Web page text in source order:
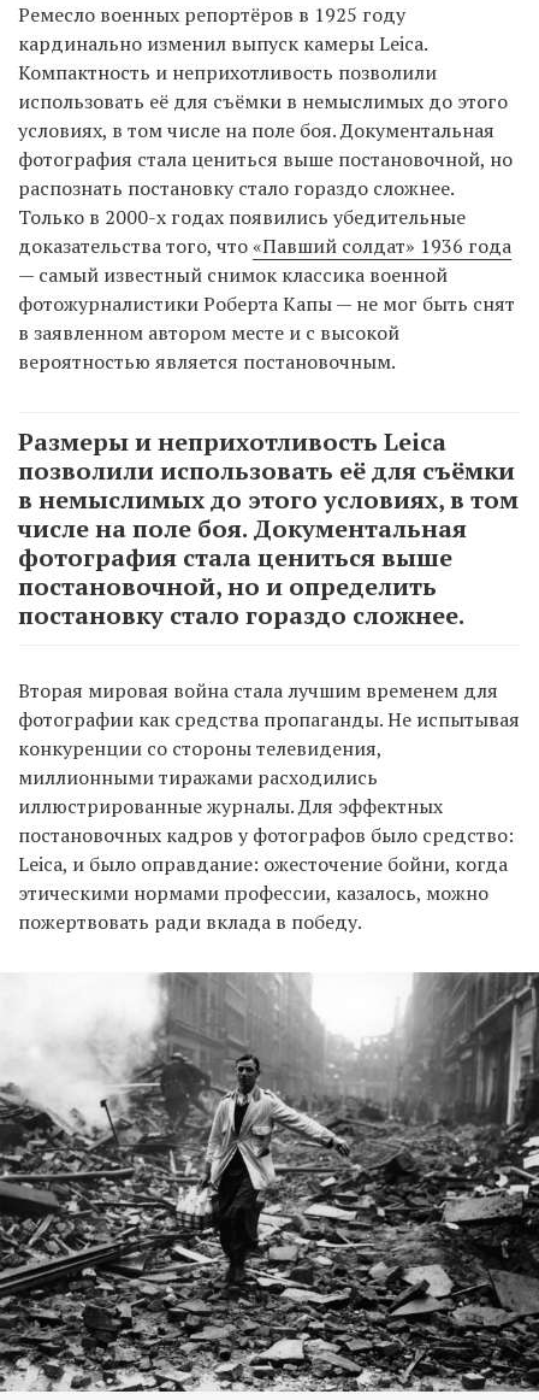
Ремесло военных репортёров в 1925 году
кардинально изменил выпуск камеры Leica.
Компактность и неприхотливость позволили
использовать её для съёмки в немыслимых до этого
условиях, в том числе на поле боя. Документальная
фотография стала цениться выше постановочной, но
распознать постановку стало гораздо сложнее.
Только в 2000-х годах появились убедительные
доказательства того, что«Павший солдат» 1936 года
— самый известный снимок классика военной
фотожурналистики Роберта Капы — не мог быть снят
в заявленном автором месте и с высокой
вероятностью является постановочным.
Размеры и неприхотливость Leica
позволили использовать её для съёмки
в немыслимых до этого условиях, в том
числе на поле боя. Документальная
фотография стала цениться выше
постановочной, но и определить
постановку стало гораздо сложнее.
Вторая мировая война стала лучшим временем для
фотографии как средства пропаганды. Не испытывая
конкуренции со стороны телевидения,
миллионными тиражами расходились
иллюстрированные журналы. Для эффектных
постановочных кадров у фотографов было средство:
Leica, и было оправдание: ожесточение бойни, когда
этическими нормами профессии, казалось, можно
пожертвовать ради вклада в победу.